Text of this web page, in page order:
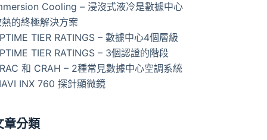
Cooling – 浸沒式液冷是數據中心
的終極解決方案
TIER RATINGS – 數據中心4個層級
TIER RATINGS – 3個認證的階段
和 CRAH – 2種常見數據中心空調系統
INX 760 探針顯微鏡
章分類